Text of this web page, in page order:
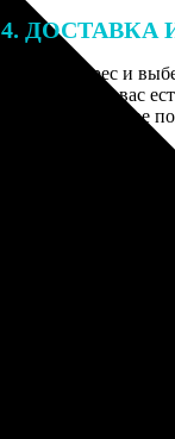
4. ДОСТАВКА
Введите адрес и
заказа. Если у вас
его в специальное